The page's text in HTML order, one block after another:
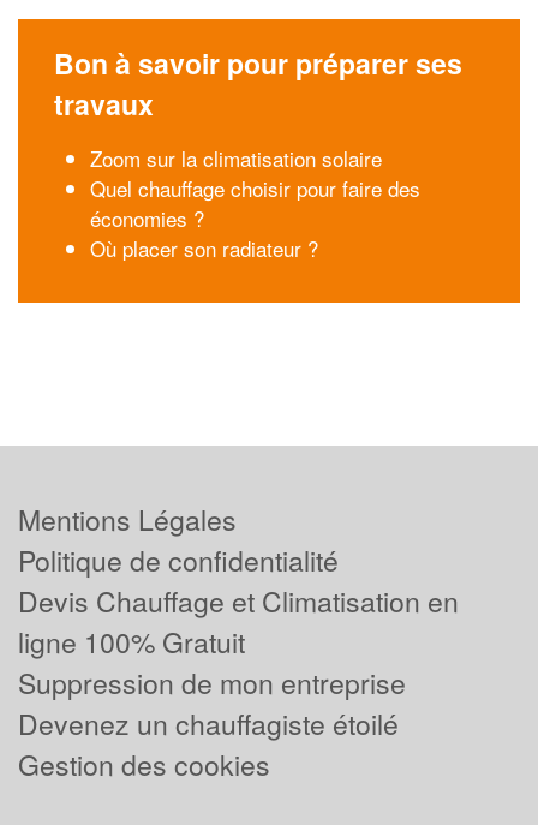
Bon à savoir pour préparer ses
travaux
Zoom sur la climatisation solaire
Quel chauffage choisir pour faire des
économies ?
Où placer son radiateur ?
Mentions Légales
Politique de confidentialité
Devis Chauffage et Climatisation en
ligne 100% Gratuit
Suppression de mon entreprise
Devenez un chauffagiste étoilé
Gestion des cookies